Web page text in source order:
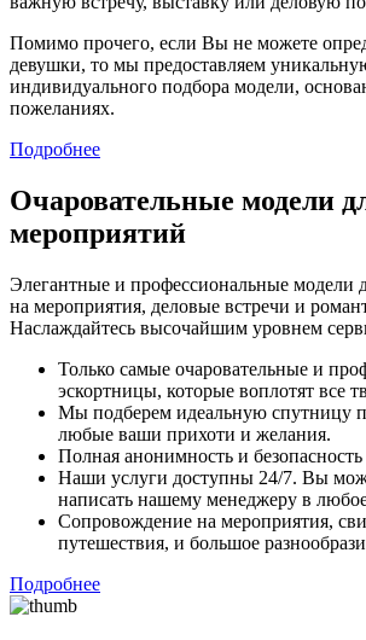
Помимо прочего, если Вы не можете
девушки, то мы предоставляем
индивидуального подбора модели,
пожеланиях.
Подробнее
Очаровательные модели
мероприятий
Элегантные и профессиональные модели
на мероприятия, деловые встречи и
Наслаждайтесь высочайшим уровнем
Только самые очаровательные и
эскортницы, которые воплотят все
Мы подберем идеальную спутницу
любые ваши прихоти и желания.
Полная анонимность и
Наши услуги доступны 24/7. Вы
написать нашему менеджеру в
Сопровождение на мероприятия,
путешествия, и большое
Подробнее